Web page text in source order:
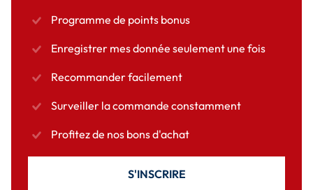
Programme de points bonus
Enregistrer mes donnée seulement une fois
Recommander facilement
Surveiller la commande constamment
Profitez de nos bons d'achat
S'INSCRIRE